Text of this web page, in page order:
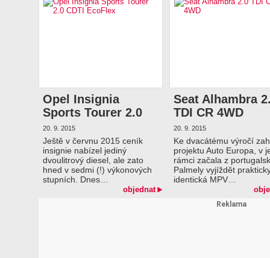
Opel Insignia
Sports Tourer 2.0
CDTI EcoFlex
20. 9. 2015
Ještě v červnu 2015 ceník
insignie nabízel jediný
dvoulitrový diesel, ale zato
hned v sedmi (!) výkonových
stupních. Dnes…
objednat
Seat Alhambra
TDI CR 4WD
20. 9. 2015
Ke dvacátému výročí
projektu Auto Europa, v
rámci začala z
Palmely vyjíždět
identická MPV…